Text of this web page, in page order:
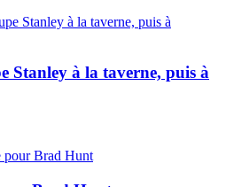
Stanley à la taverne, puis à